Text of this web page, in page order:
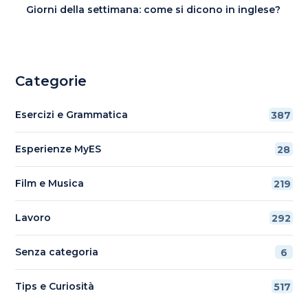
Giorni della settimana: come si dicono in inglese?
Categorie
Esercizi e Grammatica 387
Esperienze MyES 28
Film e Musica 219
Lavoro 292
Senza categoria 6
Tips e Curiosità 517